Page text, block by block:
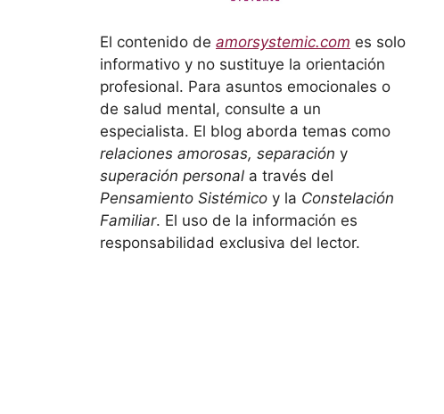
El contenido de amorsystemic.com es solo
informativo y no sustituye la orientación
profesional. Para asuntos emocionales o
de salud mental, consulte a un
especialista. El blog aborda temas como
relaciones amorosas, separación y
superación personal a través del
Pensamiento Sistémico y la Constelación
Familiar. El uso de la información es
responsabilidad exclusiva del lector.